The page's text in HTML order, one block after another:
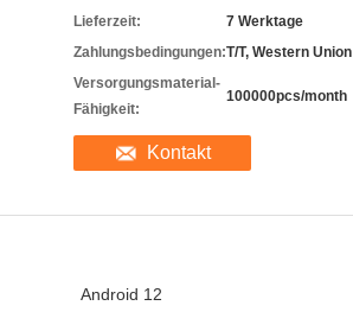
Lieferzeit:
7 Werktage
Zahlungsbedingungen:T/T, Western Union
Versorgungsmaterial-
Fähigkeit:
100000pcs/month
Kontakt
Android 12